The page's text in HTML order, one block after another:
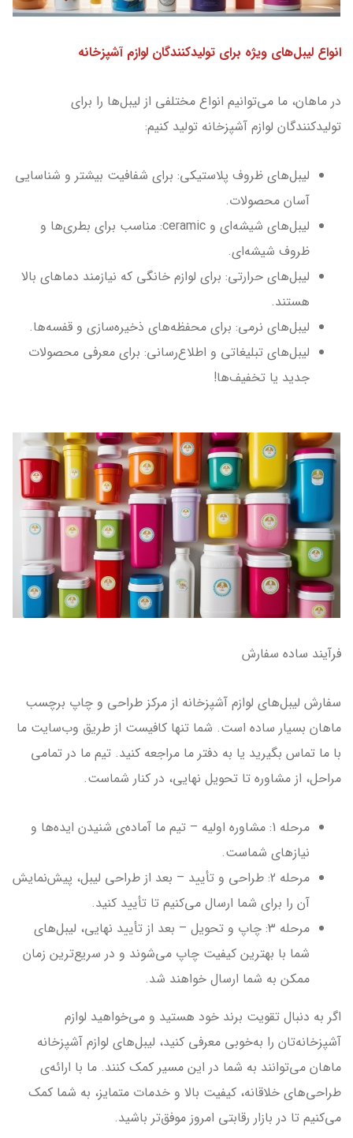
انواع لیبل‌های ویژه برای تولیدکنندگان لوازم آشپزخانه
در ماهان، ما می‌توانیم انواع مختلفی از لیبل‌ها را برای
تولیدکنندگان لوازم آشپزخانه تولید کنیم:
لیبل‌های ظروف پلاستیکی: برای شفافیت بیشتر و شناسایی
آسان محصولات.
لیبل‌های شیشه‌ای و ceramic: مناسب برای بطری‌ها و
ظروف شیشه‌ای.
لیبل‌های حرارتی: برای لوازم خانگی که نیازمند دماهای بالا
هستند.
لیبل‌های نرمی: برای محفظه‌های ذخیره‌سازی و قفسه‌ها.
لیبل‌های تبلیغاتی و اطلاع‌رسانی: برای معرفی محصولات
جدید یا تخفیف‌ها!
فرآیند ساده سفارش
سفارش لیبل‌های لوازم آشپزخانه از مرکز طراحی و چاپ برچسب
ماهان بسیار ساده است. شما تنها کافیست از طریق وب‌سایت ما
با ما تماس بگیرید یا به دفتر ما مراجعه کنید. تیم ما در تمامی
مراحل، از مشاوره تا تحویل نهایی، در کنار شماست.
مرحله 1: مشاوره اولیه – تیم ما آماده‌ی شنیدن ایده‌ها و
نیازهای شماست.
مرحله 2: طراحی و تأیید – بعد از طراحی لیبل، پیش‌نمایش
آن را برای شما ارسال می‌کنیم تا تأیید کنید.
مرحله 3: چاپ و تحویل – بعد از تأیید نهایی، لیبل‌های
شما با بهترین کیفیت چاپ می‌شوند و در سریع‌ترین زمان
ممکن به شما ارسال خواهند شد.
اگر به دنبال تقویت برند خود هستید و می‌خواهید لوازم
آشپزخانه‌تان را به‌خوبی معرفی کنید، لیبل‌های لوازم آشپزخانه
ماهان می‌توانند به شما در این مسیر کمک کنند. ما با ارائه‌ی
طراحی‌های خلاقانه، کیفیت بالا و خدمات متمایز، به شما کمک
می‌کنیم تا در بازار رقابتی امروز موفق‌تر باشید.